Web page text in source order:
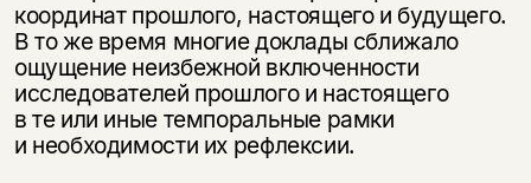
координат прошлого, настоящего и будущего.
В то же время многие доклады сближало
ощущение неизбежной включенности
исследователей прошлого и настоящего
в те или иные темпоральные рамки
и необходимости их рефлексии.